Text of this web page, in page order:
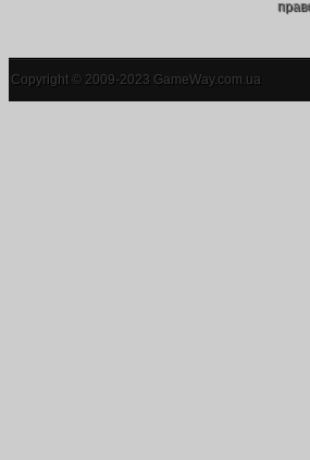
Copyright © 2009-2023 GameWay.com.ua